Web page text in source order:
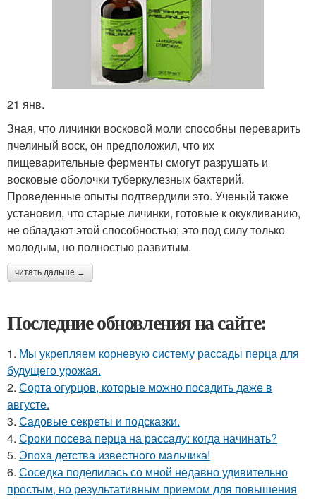
21 янв.
Зная, что личинки восковой моли способны переварить
пчелиный воск, он предположил, что их
пищеварительные ферменты смогут разрушать и
восковые оболочки туберкулезных бактерий.
Проведенные опыты подтвердили это. Ученый также
установил, что старые личинки, готовые к окукливанию,
не обладают этой способностью; это под силу только
молодым, но полностью развитым.
читать дальше →
Последние обновления на сайте:
1. Мы укрепляем корневую систему рассады перца для
будущего урожая.
2. Сорта огурцов, которые можно посадить даже в
августе.
3. Садовые секреты и подсказки.
4. Сроки посева перца на рассаду: когда начинать?
5. Эпоха детства известного мальчика!
6. Соседка поделилась со мной недавно удивительно
простым, но результативным приемом для повышения